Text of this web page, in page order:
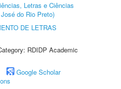
Letras e Ciências
do Rio Preto)
DE LETRAS
RDIDP Academic
Google Scholar